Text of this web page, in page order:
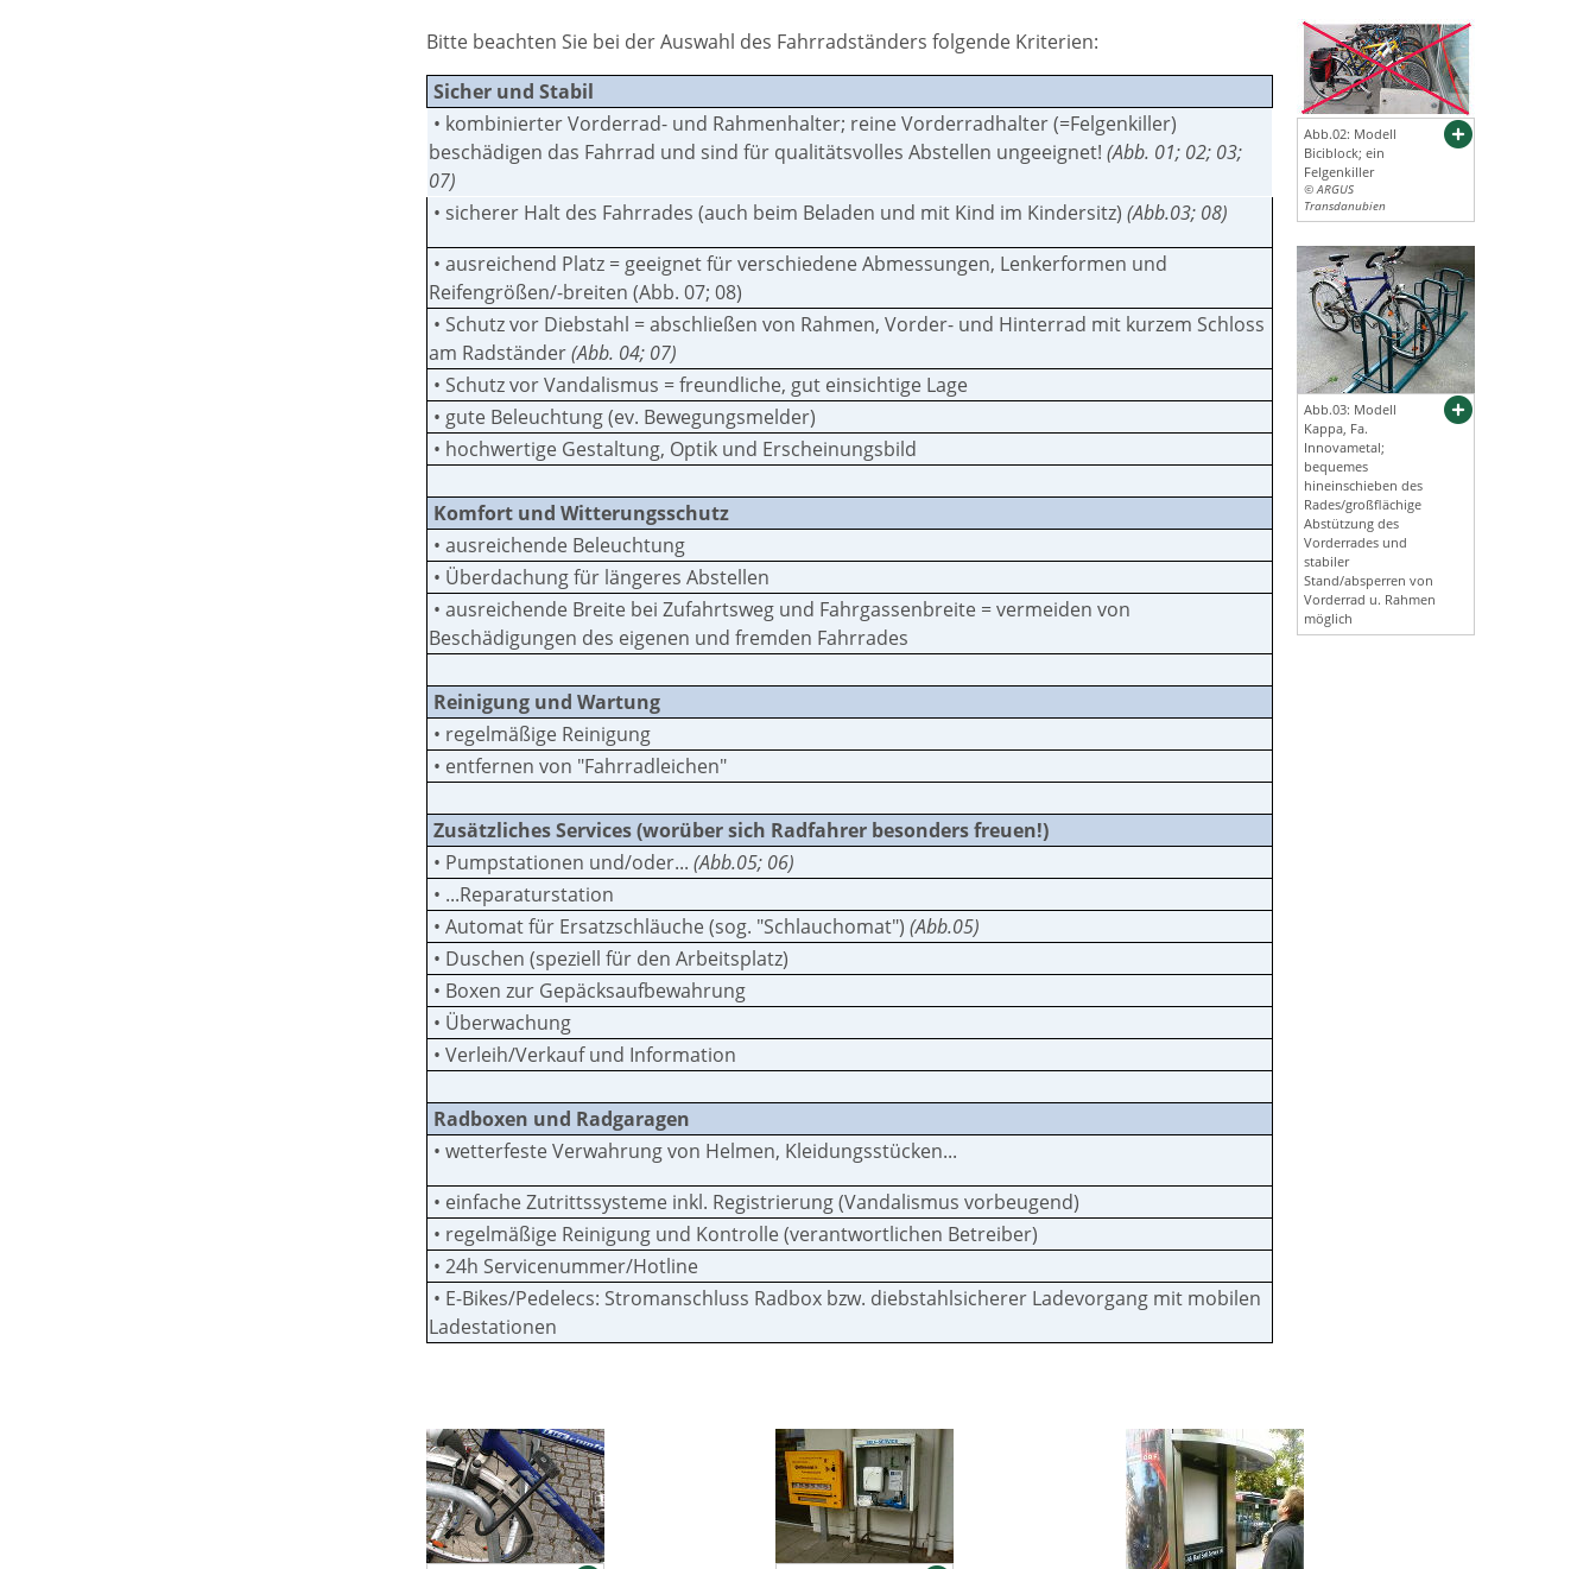
Abb.02: Modell
Biciblock; ein
Felgenkiller
© ARGUS
Transdanubien
Abb.03: Modell
Kappa, Fa.
Innovametal;
bequemes
hineinschieben des
Rades/großflächige
Abstützung des
Vorderrades und
stabiler
Stand/absperren von
Vorderrad u. Rahmen
möglich
Bitte beachten Sie bei der Auswahl des Fahrradständers folgende Kriterien:
Sicher und Stabil
• kombinierter Vorderrad- und Rahmenhalter; reine Vorderradhalter (=Felgenkiller)
beschädigen das Fahrrad und sind für qualitätsvolles Abstellen ungeeignet! (Abb. 01; 02; 03;
07)
• sicherer Halt des Fahrrades (auch beim Beladen und mit Kind im Kindersitz) (Abb.03; 08)
• ausreichend Platz = geeignet für verschiedene Abmessungen, Lenkerformen und
Reifengrößen/-breiten (Abb. 07; 08)
• Schutz vor Diebstahl = abschließen von Rahmen, Vorder- und Hinterrad mit kurzem Schloss
am Radständer(Abb. 04; 07)
• Schutz vor Vandalismus = freundliche, gut einsichtige Lage
• gute Beleuchtung (ev. Bewegungsmelder)
• hochwertige Gestaltung, Optik und Erscheinungsbild
Komfort und Witterungsschutz
• ausreichende Beleuchtung
• Überdachung für längeres Abstellen
• ausreichende Breite bei Zufahrtsweg und Fahrgassenbreite = vermeiden von
Beschädigungen des eigenen und fremden Fahrrades
Reinigung und Wartung
• regelmäßige Reinigung
• entfernen von "Fahrradleichen"
Zusätzliches Services (worüber sich Radfahrer besonders freuen!)
• Pumpstationen und/oder... (Abb.05; 06)
• ...Reparaturstation
• Automat für Ersatzschläuche (sog. "Schlauchomat") (Abb.05)
• Duschen (speziell für den Arbeitsplatz)
• Boxen zur Gepäcksaufbewahrung
• Überwachung
• Verleih/Verkauf und Information
Radboxen und Radgaragen
• wetterfeste Verwahrung von Helmen, Kleidungsstücken...
• einfache Zutrittssysteme inkl. Registrierung (Vandalismus vorbeugend)
• regelmäßige Reinigung und Kontrolle (verantwortlichen Betreiber)
• 24h Servicenummer/Hotline
• E-Bikes/Pedelecs: Stromanschluss Radbox bzw. diebstahlsicherer Ladevorgang mit mobilen
Ladestationen